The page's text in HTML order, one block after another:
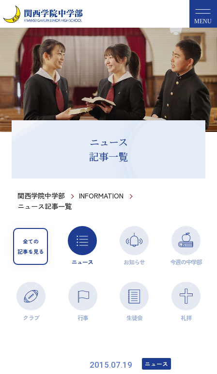
MENU
ニュース
記事一覧
関西学院中学部
INFORMATION
ニュース記事一覧
全ての
記事を見る
ニュース お知らせ 今週の中学部
クラブ 行事 生徒会 礼拝
2015.07.19 ニュース